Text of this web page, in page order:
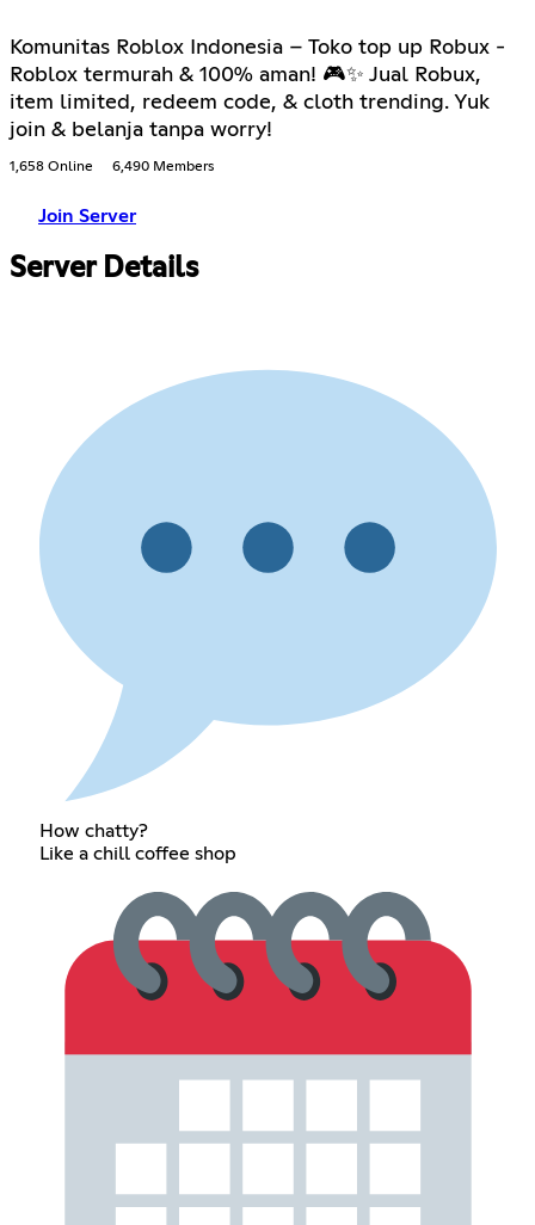
Komunitas Roblox Indonesia – Toko top up Robux -
Roblox termurah & 100% aman! 🎮✨ Jual Robux,
item limited, redeem code, & cloth trending. Yuk
join & belanja tanpa worry!
1,658 Online 6,490 Members
Join Server
Server Details
How chatty?
Like a chill coffee shop